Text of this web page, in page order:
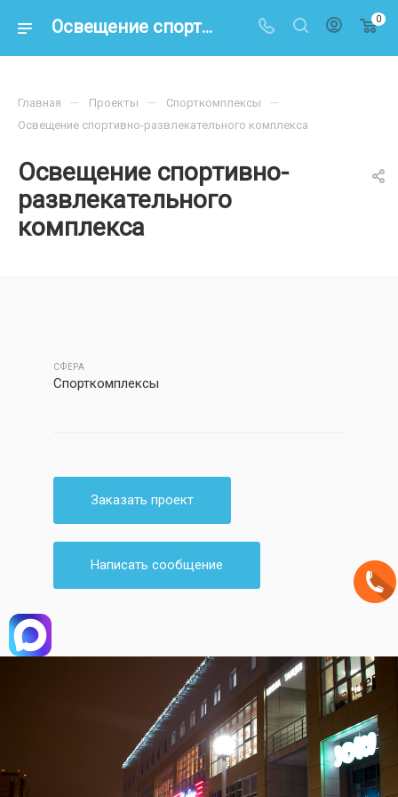
Освещение спортивно-развлекательного комплекса 0
Освещение спортивно-
развлекательного
комплекса
Главная — Проекты — Спорткомплексы —
Освещение спортивно-развлекательного комплекса
СФЕРА
Спорткомплексы
Заказать проект
Написать сообщение